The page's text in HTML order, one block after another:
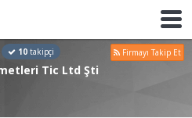
10 takipçi Firmayı Takip Et
Tic Ltd Şti